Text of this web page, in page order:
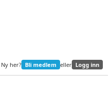
Ny her? Bli medlem eller Logg inn